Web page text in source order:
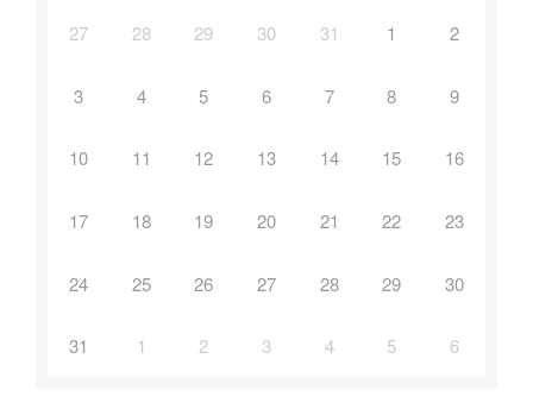
27 28 29 30 31 1 2
3 4 5 6 7 8 9
10 11 12 13 14 15 16
17 18 19 20 21 22 23
24 25 26 27 28 29 30
31 1 2 3 4 5 6